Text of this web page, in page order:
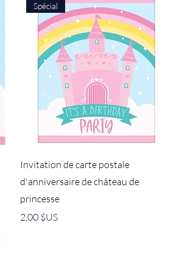
Spécial
Invitation de carte postale
d'anniversaire de château de
princesse
Prix
2,00 $US